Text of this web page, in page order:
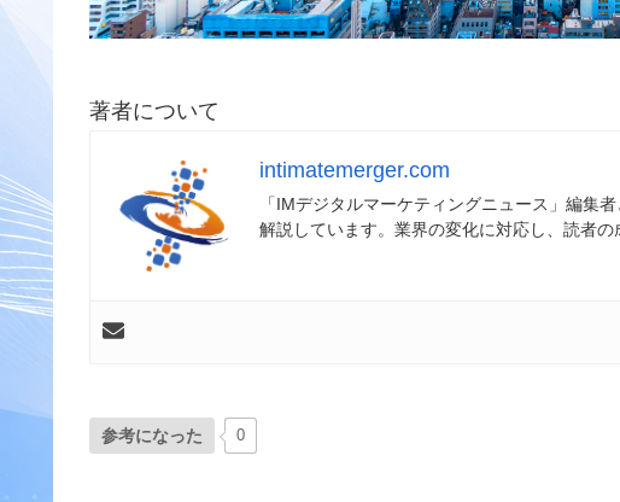
著者について
intimatemerger.com
「IMデジタルマーケティングニュース」編集
解説しています。業界の変化に対応し、読者
参考になった 0